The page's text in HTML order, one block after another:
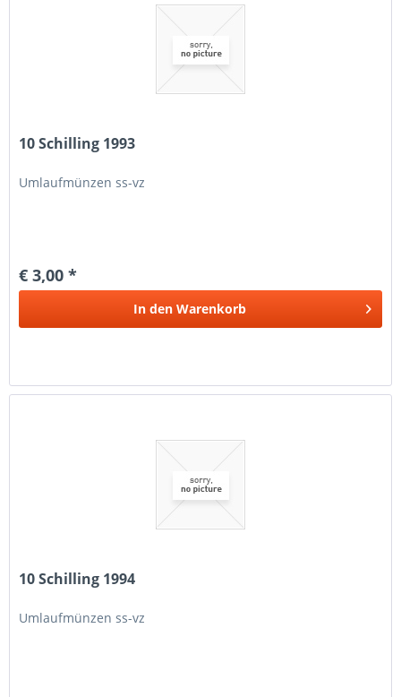
10 Schilling 1993
Umlaufmünzen ss-vz
€ 3,00 *
In den Warenkorb
10 Schilling 1994
Umlaufmünzen ss-vz